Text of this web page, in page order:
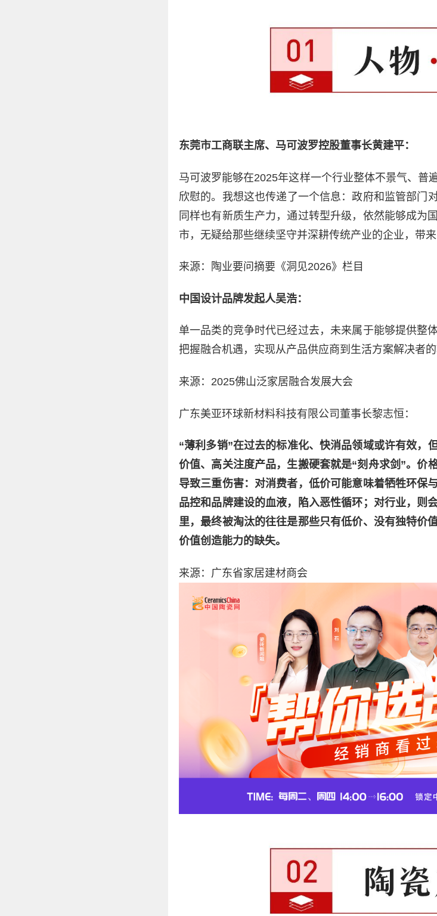
东莞市工商联主席、马可波罗控股董事长黄建平：
马可波罗能够在2025年这样一个行业整体不景气、普
欣慰的。我想这也传递了一个信息：政府和监管部
同样也有新质生产力，通过转型升级，依然能够成为
市，无疑给那些继续坚守并深耕传统产业的企业，带来
来源：陶业要问摘要《洞见2026》栏目
中国设计品牌发起人吴浩：
单一品类的竞争时代已经过去，未来属于能够提供整
把握融合机遇，实现从产品供应商到生活方案解决者的
来源：2025佛山泛家居融合发展大会
广东美亚环球新材料科技有限公司董事长黎志恒：
“薄利多销”在过去的标准化、快消品领域或许有效，
价值、高关注度产品，生搬硬套就是“刻舟求剑”。价
导致三重伤害：对消费者，低价可能意味着牺牲环保
品控和品牌建设的血液，陷入恶性循环；对行业，则
里，最终被淘汰的往往是那些只有低价、没有独特价
价值创造能力的缺失。
来源：广东省家居建材商会